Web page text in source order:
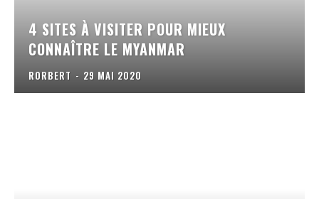
4 SITES À VISITER POUR MIEUX
CONNAÎTRE LE MYANMAR
RORBERT - 29 MAI 2020